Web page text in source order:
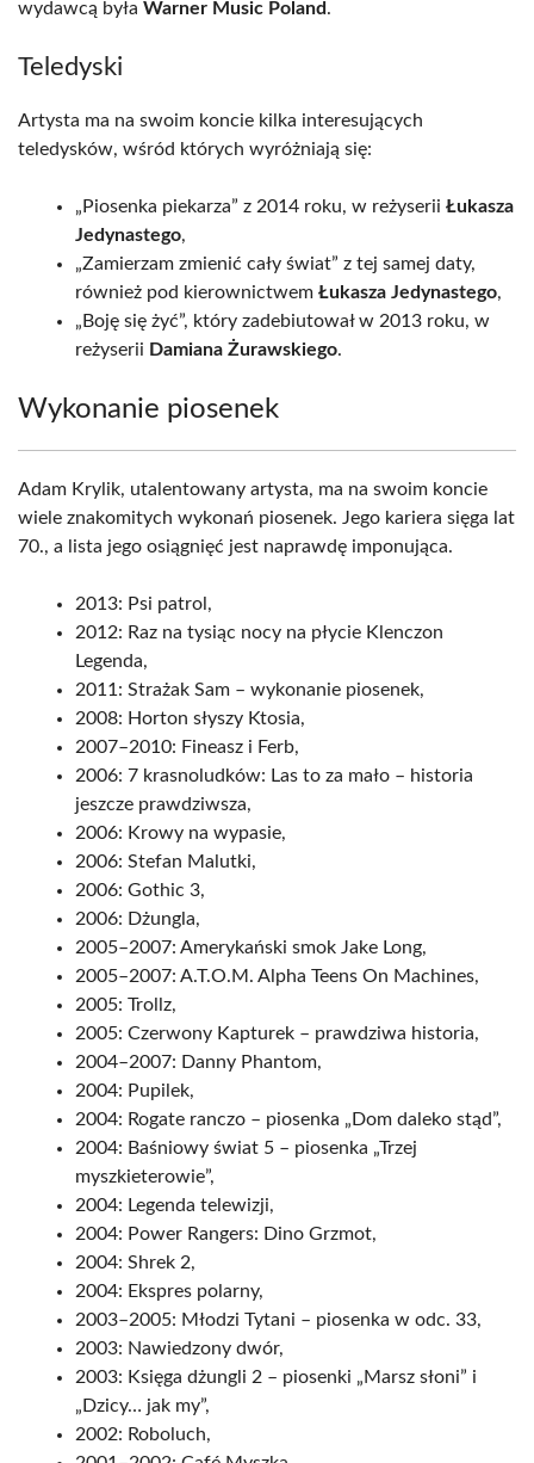
wydawcą była Warner Music Poland.
Teledyski
Artysta ma na swoim koncie kilka interesujących
teledysków, wśród których wyróżniają się:
„Piosenka piekarza” z 2014 roku, w reżyserii Łukasza
Jedynastego,
„Zamierzam zmienić cały świat” z tej samej daty,
również pod kierownictwem Łukasza Jedynastego,
„Boję się żyć”, który zadebiutował w 2013 roku, w
reżyserii Damiana Żurawskiego.
Wykonanie piosenek
Adam Krylik, utalentowany artysta, ma na swoim koncie
wiele znakomitych wykonań piosenek. Jego kariera sięga lat
70., a lista jego osiągnięć jest naprawdę imponująca.
2013: Psi patrol,
2012: Raz na tysiąc nocy na płycie Klenczon
Legenda,
2011: Strażak Sam – wykonanie piosenek,
2008: Horton słyszy Ktosia,
2007–2010: Fineasz i Ferb,
2006: 7 krasnoludków: Las to za mało – historia
jeszcze prawdziwsza,
2006: Krowy na wypasie,
2006: Stefan Malutki,
2006: Gothic 3,
2006: Dżungla,
2005–2007: Amerykański smok Jake Long,
2005–2007: A.T.O.M. Alpha Teens On Machines,
2005: Trollz,
2005: Czerwony Kapturek – prawdziwa historia,
2004–2007: Danny Phantom,
2004: Pupilek,
2004: Rogate ranczo – piosenka „Dom daleko stąd”,
2004: Baśniowy świat 5 – piosenka „Trzej
myszkieterowie”,
2004: Legenda telewizji,
2004: Power Rangers: Dino Grzmot,
2004: Shrek 2,
2004: Ekspres polarny,
2003–2005: Młodzi Tytani – piosenka w odc. 33,
2003: Nawiedzony dwór,
2003: Księga dżungli 2 – piosenki „Marsz słoni” i
„Dzicy… jak my”,
2002: Roboluch,